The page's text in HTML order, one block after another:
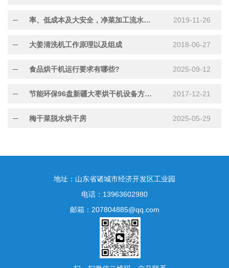
率、低成本及大安全，净菜加工流水线主要优势体现在这里 2019-11-26
大姜清洗机工作原理以及组成 2018-06-27
食品烘干机运行要求有哪些? 2025-09-12
节能环保96盘新疆大枣烘干机设备方案介绍 2017-12-21
梅干菜脱水烘干房 2025-05-29
地址：山东省诸城市经济开发区工业园
电话：13963602980
邮箱：207804885@qq.com